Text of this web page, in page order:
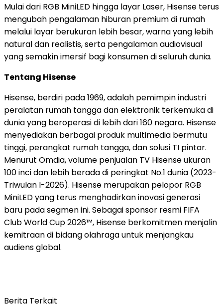
Mulai dari RGB MiniLED hingga layar Laser, Hisense terus
mengubah pengalaman hiburan premium di rumah
melalui layar berukuran lebih besar, warna yang lebih
natural dan realistis, serta pengalaman audiovisual
yang semakin imersif bagi konsumen di seluruh dunia.
Tentang Hisense
Hisense, berdiri pada 1969, adalah pemimpin industri
peralatan rumah tangga dan elektronik terkemuka di
dunia yang beroperasi di lebih dari 160 negara. Hisense
menyediakan berbagai produk multimedia bermutu
tinggi, perangkat rumah tangga, dan solusi TI pintar.
Menurut Omdia, volume penjualan TV Hisense ukuran
100 inci dan lebih berada di peringkat No.1 dunia (2023-
Triwulan I-2026). Hisense merupakan pelopor RGB
MiniLED yang terus menghadirkan inovasi generasi
baru pada segmen ini. Sebagai sponsor resmi FIFA
Club World Cup 2026™, Hisense berkomitmen menjalin
kemitraan di bidang olahraga untuk menjangkau
audiens global.
Berita Terkait